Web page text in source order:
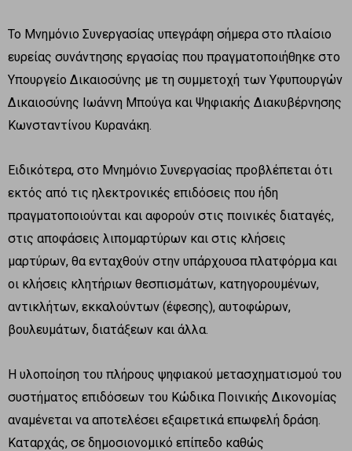
Το Μνημόνιο Συνεργασίας υπεγράφη σήμερα στο πλαίσιο
ευρείας συνάντησης εργασίας που πραγματοποιήθηκε στο
Υπουργείο Δικαιοσύνης με τη συμμετοχή των Υφυπουργών
Δικαιοσύνης Ιωάννη Μπούγα και Ψηφιακής Διακυβέρνησης
Κωνσταντίνου Κυρανάκη.
Ειδικότερα, στο Μνημόνιο Συνεργασίας προβλέπεται ότι
εκτός από τις ηλεκτρονικές επιδόσεις που ήδη
πραγματοποιούνται και αφορούν στις ποινικές διαταγές,
στις αποφάσεις λιπομαρτύρων και στις κλήσεις
μαρτύρων, θα ενταχθούν στην υπάρχουσα πλατφόρμα και
οι κλήσεις κλητήριων θεσπισμάτων, κατηγορουμένων,
αντικλήτων, εκκαλούντων (έφεσης), αυτοφώρων,
βουλευμάτων, διατάξεων και άλλα.
Η υλοποίηση του πλήρους ψηφιακού μετασχηματισμού του
συστήματος επιδόσεων του Κώδικα Ποινικής Δικονομίας
αναμένεται να αποτελέσει εξαιρετικά επωφελή δράση.
Καταρχάς, σε δημοσιονομικό επίπεδο καθώς